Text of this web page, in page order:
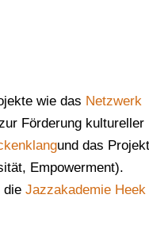
wie das Netzwerk
Förderung kultureller
und das Projekt
Empowerment).
die Jazzakademie Heek